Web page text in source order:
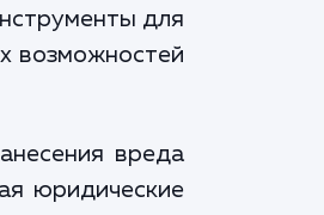
для
возможностей
вреда
юридические